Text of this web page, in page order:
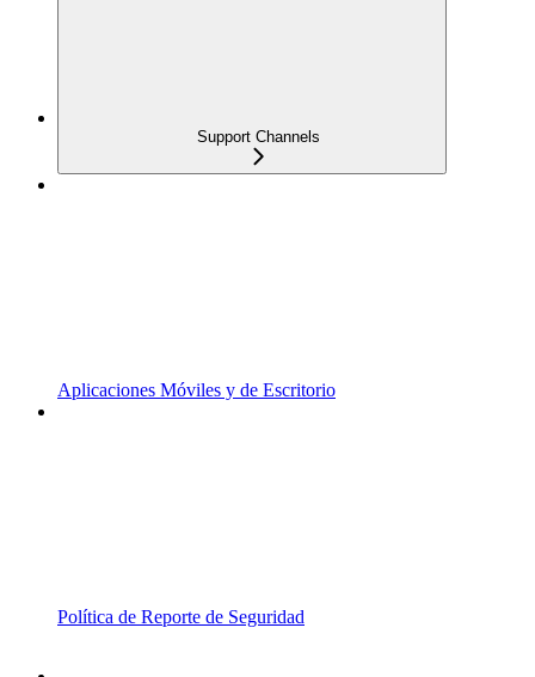
Support Channels
Aplicaciones Móviles y de Escritorio
Política de Reporte de Seguridad